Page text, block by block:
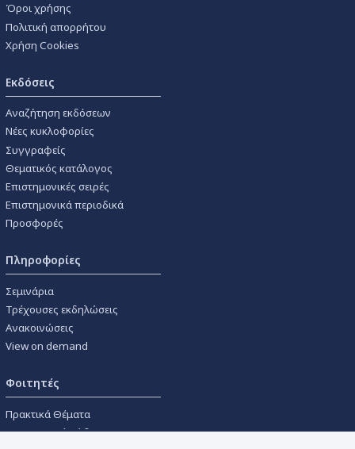
Όροι χρήσης
Πολιτική απορρήτου
Χρήση Cookies
Εκδόσεις
Αναζήτηση εκδόσεων
Νέες κυκλοφορίες
Συγγραφείς
Θεματικός κατάλογος
Επιστημονικές σειρές
Επιστημονικά περιοδικά
Προσφορές
Πληροφορίες
Σεμινάρια
Τρέχουσες εκδηλώσεις
Ανακοινώσεις
View on demand
Φοιτητές
Πρακτικά Θέματα
Οικονομικοί Κώδικες